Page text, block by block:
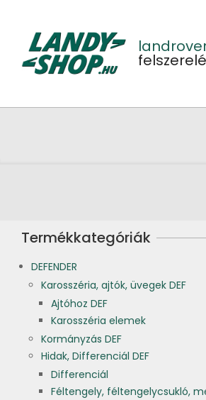
content
Termékkategóriák
DEFENDER
Karosszéria, ajtók, üvegek DEF
Ajtóhoz DEF
Karosszéria elemek
Kormányzás DEF
Hidak, Differenciál DEF
Differenciál
Féltengely, féltengelycsukló,